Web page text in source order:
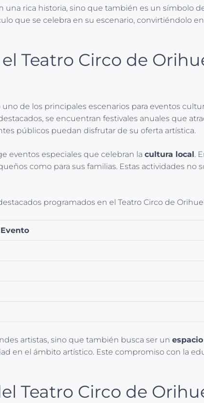
una rica historia, sino que también es un símbolo
que se celebra en su escenario, convirtiéndolo
Teatro Circo de
de los principales escenarios para eventos
se encuentran festivales anuales que
públicos puedan disfrutar de su oferta artística.
eventos especiales que celebran la cultura local .
como para sus familias. Estas actividades
programados en el Teatro Circo de
Evento
artistas, sino que también busca ser un
en el ámbito artístico. Este compromiso con la
Teatro Circo de